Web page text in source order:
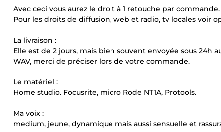
Avec ceci vous aurez le droit à 1 retouche par commande.
Pour les droits de diffusion, web et radio, tv locales voir
La livraison :
Elle est de 2 jours, mais bien souvent envoyée sous 24h
WAV, merci de préciser lors de votre commande.
Le matériel :
Home studio. Focusrite, micro Rode NT1A, Protools.
Ma voix :
medium, jeune, dynamique mais aussi sensuelle et